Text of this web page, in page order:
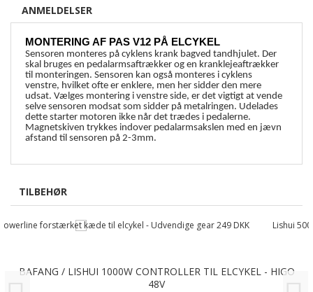
ANMELDELSER
MONTERING AF PAS V12 PÅ ELCYKEL
Sensoren monteres på cyklens krank bagved tandhjulet. Der
skal bruges en pedalarmsaftrækker og en kranklejeaftrækker
til monteringen. Sensoren kan også monteres i cyklens
venstre, hvilket ofte er enklere, men her sidder den mere
udsat. Vælges montering i venstre side, er det vigtigt at vende
selve sensoren modsat som sidder på metalringen. Udelades
dette starter motoren ikke når det trædes i pedalerne.
Magnetskiven trykkes indover pedalarmsakslen med en jævn
afstand til sensoren på 2-3mm.
TILBEHØR
BAFANG / LISHUI 1000W CONTROLLER TIL ELCYKEL - HIGO
48V